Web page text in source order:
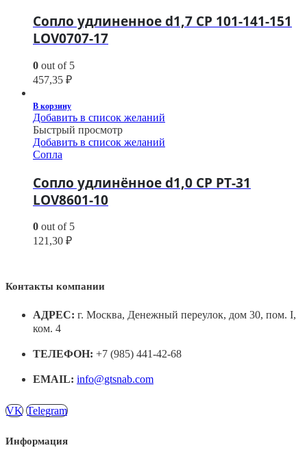
Сопло удлиненное d1,7 CP 101-141-151
LOV0707-17
0 out of 5
457,35 ₽
В корзину
Добавить в список желаний
Быстрый просмотр
Добавить в список желаний
Сопла
Сопло удлинённое d1,0 CP PT-31
LOV8601-10
0 out of 5
121,30 ₽
Контакты компании
АДРЕС: г. Москва, Денежный переулок, дом 30, пом. I,
ком. 4
ТЕЛЕФОН: +7 (985) 441-42-68
EMAIL: info@gtsnab.com
VK Telegram
Информация